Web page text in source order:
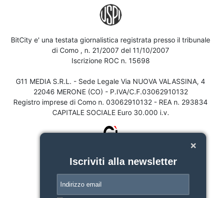
BitCity e' una testata giornalistica registrata presso il tribunale
di Como , n. 21/2007 del 11/10/2007
Iscrizione ROC n. 15698
G11 MEDIA S.R.L. - Sede Legale Via NUOVA VALASSINA, 4
22046 MERONE (CO) - P.IVA/C.F.03062910132
Registro imprese di Como n. 03062910132 - REA n. 293834
CAPITALE SOCIALE Euro 30.000 i.v.
Iscriviti alla newsletter